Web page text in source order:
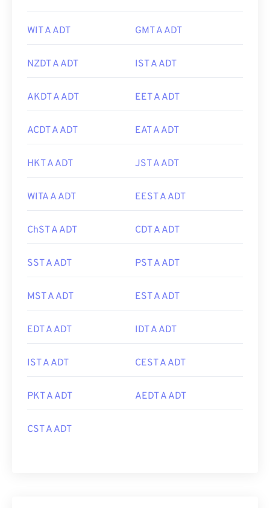
WIT A ADT GMT A ADT
NZDT A ADT IST A ADT
AKDT A ADT EET A ADT
ACDT A ADT EAT A ADT
HKT A ADT JST A ADT
WITA A ADT EEST A ADT
ChST A ADT CDT A ADT
SST A ADT PST A ADT
MST A ADT EST A ADT
EDT A ADT IDT A ADT
IST A ADT CEST A ADT
PKT A ADT AEDT A ADT
CST A ADT